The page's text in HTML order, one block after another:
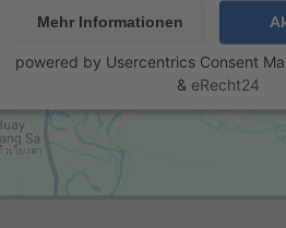
Mehr Informationen
powered by Usercentrics Consent
& eRecht24